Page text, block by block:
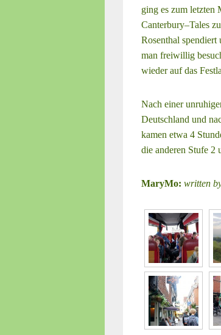
ging es zum letzten
Canterbury–Tales
Rosenthal spendiert
man freiwillig
wieder auf das
Nach einer
Deutschland und
kamen etwa 4
die anderen Stufe 2
MaryMo: written